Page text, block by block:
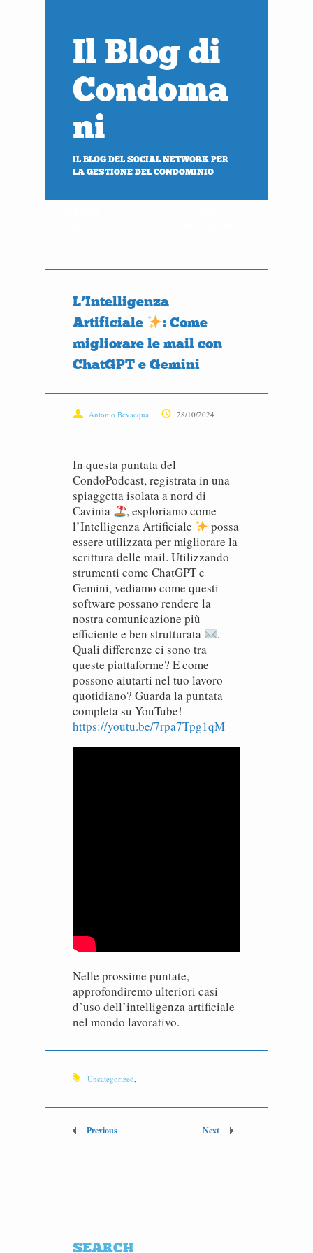
Il Blog di
Condoma
ni
IL BLOG DEL SOCIAL NETWORK PER
LA GESTIONE DEL CONDOMINIO
L’Intelligenza
Artificiale
: Come
migliorare le mail con
ChatGPT e Gemini
Antonio Bevacqua 28/10/2024
In questa puntata del
CondoPodcast, registrata in una
spiaggetta isolata a nord di
Cavinia
, esploriamo come
l’Intelligenza Artificiale
possa
essere utilizzata per migliorare la
scrittura delle mail. Utilizzando
strumenti come ChatGPT e
Gemini, vediamo come questi
software possano rendere la
nostra comunicazione più
efficiente e ben strutturata
.
Quali differenze ci sono tra
queste piattaforme? E come
possono aiutarti nel tuo lavoro
quotidiano? Guarda la puntata
completa su YouTube!
https://youtu.be/7rpa7Tpg1qM
Nelle prossime puntate,
approfondiremo ulteriori casi
d’uso dell’intelligenza artificiale
nel mondo lavorativo.
Uncategorized,
Previous Next
SEARCH